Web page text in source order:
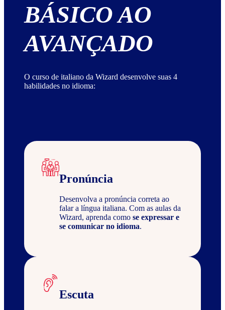
BÁSICO AO
AVANÇADO
O curso de italiano da Wizard desenvolve suas 4
habilidades no idioma:
Pronúncia
Desenvolva a pronúncia correta ao
falar a língua italiana. Com as aulas da
Wizard, aprenda como se expressar e
se comunicar no idioma.
Escuta